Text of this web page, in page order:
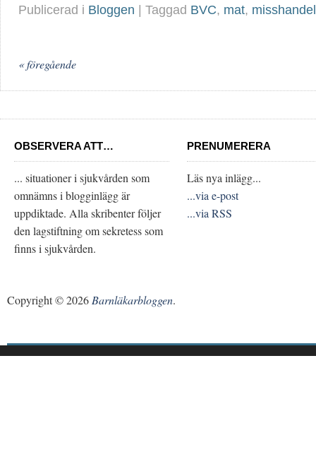
Publicerad i Bloggen | Taggad BVC, mat, misshandel
« föregående
OBSERVERA ATT…
... situationer i sjukvården som
omnämns i blogginlägg är
uppdiktade. Alla skribenter följer
den lagstiftning om sekretess som
finns i sjukvården.
PRENUMERERA
Läs nya inlägg...
...via e-post
...via RSS
Copyright © 2026 Barnläkarbloggen.